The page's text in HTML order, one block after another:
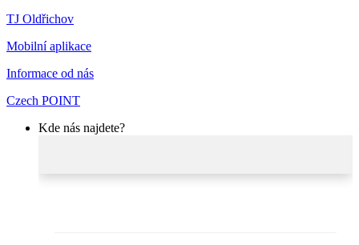
TJ Oldřichov
Mobilní aplikace
Informace od nás
Czech POINT
Kde nás najdete?